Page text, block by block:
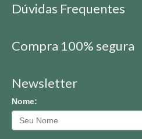
Dúvidas Frequentes
Compra 100% segura
Newsletter
Nome: